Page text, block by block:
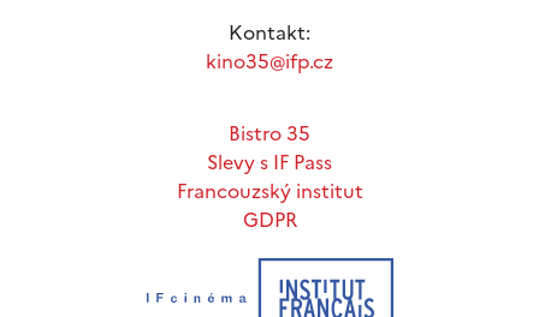
Kontakt:
kino35@ifp.cz
Bistro 35
Slevy s IF Pass
Francouzský institut
GDPR